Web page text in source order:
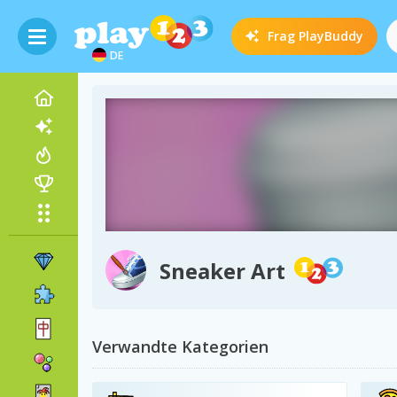
DE
Frag PlayBuddy
Sneaker Art
Verwandte Kategorien